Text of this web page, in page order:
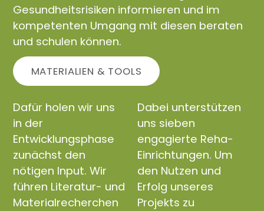
Gesundheitsrisiken informieren und im
kompetenten Umgang mit diesen beraten
und schulen können.
MATERIALIEN & TOOLS
Dafür holen wir uns
in der
Entwicklungsphase
zunächst den
nötigen Input. Wir
führen Literatur- und
Materialrecherchen
Dabei unterstützen
uns sieben
engagierte Reha-
Einrichtungen. Um
den Nutzen und
Erfolg unseres
Projekts zu